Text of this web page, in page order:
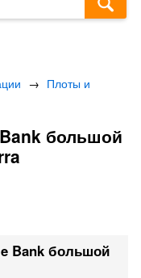
→ Плоты и
большой
Bank большой